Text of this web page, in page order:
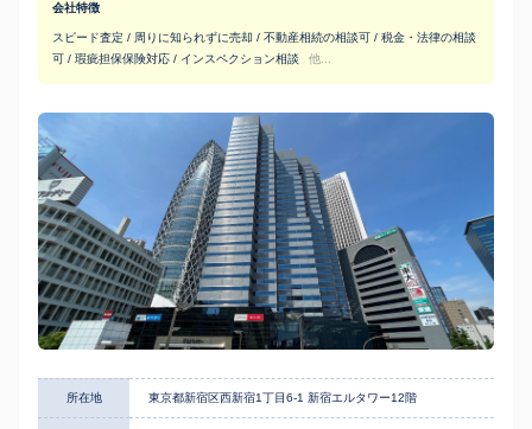
会社特徴
スピード査定 / 周りに知られずに売却 / 不動産相続の相談可 / 税金・法律の相談
可 / 瑕疵担保保険対応 / インスペクション相談
他...
所在地 東京都新宿区西新宿1丁目6-1 新宿エルタワー12階